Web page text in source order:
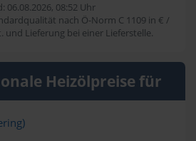
06.08.2026, 08:52 Uhr
nach Ö-Norm C 1109 in € /
und Lieferung bei einer Lieferstelle.
Heizölpreise für